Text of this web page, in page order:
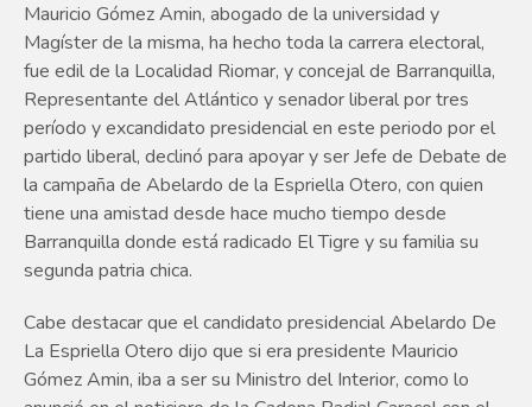
Mauricio Gómez Amin, abogado de la universidad y
Magíster de la misma, ha hecho toda la carrera electoral,
fue edil de la Localidad Riomar, y concejal de Barranquilla,
Representante del Atlántico y senador liberal por tres
período y excandidato presidencial en este periodo por el
partido liberal, declinó para apoyar y ser Jefe de Debate de
la campaña de Abelardo de la Espriella Otero, con quien
tiene una amistad desde hace mucho tiempo desde
Barranquilla donde está radicado El Tigre y su familia su
segunda patria chica.
Cabe destacar que el candidato presidencial Abelardo De
La Espriella Otero dijo que si era presidente Mauricio
Gómez Amin, iba a ser su Ministro del Interior, como lo